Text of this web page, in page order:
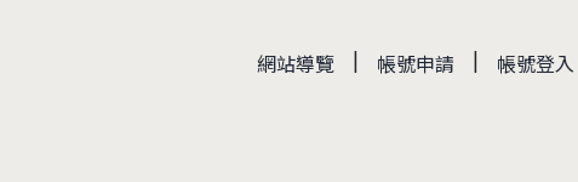
網站導覽 | 帳號申請 | 帳號登入